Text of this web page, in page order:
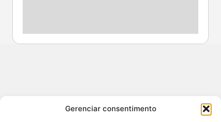
Gerenciar consentimento
Contato
redacao@sertao24horas.com.br